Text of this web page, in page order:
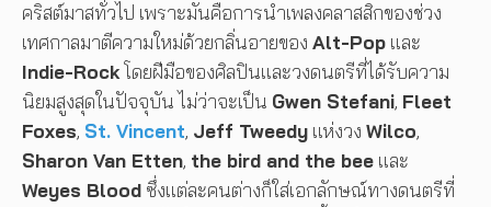
คริสต์มาสทั่วไป เพราะมันคือการนำเพลงคลาสสิกของช่วง
เทศกาลมาตีความใหม่ด้วยกลิ่นอายของ Alt-Pop และ
Indie-Rockโดยฝีมือของศิลปินและวงดนตรีที่ได้รับความ
นิยมสูงสุดในปัจจุบัน ไม่ว่าจะเป็น Gwen Stefani, Fleet
Foxes, St. Vincent, Jeff Tweedy แห่งวง Wilco,
Sharon Van Etten, the bird and the bee และ
Weyes Blood ซึ่งแต่ละคนต่างก็ใส่เอกลักษณ์ทางดนตรีที่